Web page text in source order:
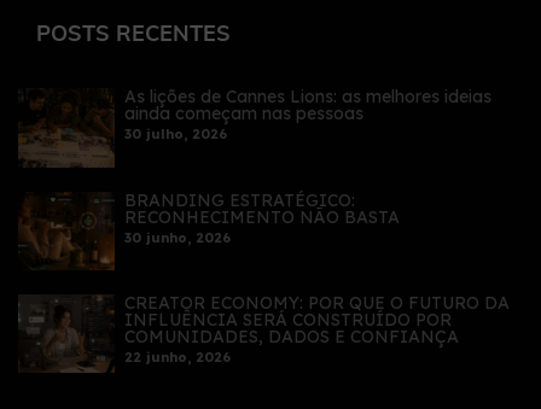
POSTS RECENTES
As lições de Cannes Lions: as melhores ideias
ainda começam nas pessoas
30 julho, 2026
BRANDING ESTRATÉGICO:
RECONHECIMENTO NÃO BASTA
30 junho, 2026
CREATOR ECONOMY: POR QUE O FUTURO DA
INFLUÊNCIA SERÁ CONSTRUÍDO POR
COMUNIDADES, DADOS E CONFIANÇA
22 junho, 2026